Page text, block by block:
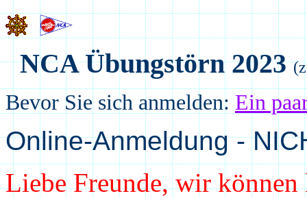
NCA Übungstörn 2023
Bevor Sie sich anmelden: Ein
Online-Anmeldung -
Liebe Freunde, wir